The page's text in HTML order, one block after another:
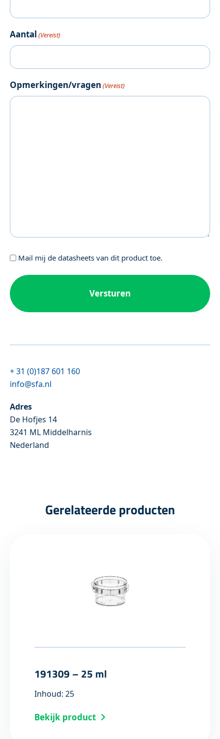
Aantal (Vereist)
Opmerkingen/vragen (Vereist)
Geen
Mail mij de datasheets van dit product toe.
+ 31 (0)187 601 160
info@sfa.nl
Adres
De Hofjes 14
3241 ML Middelharnis
Nederland
Gerelateerde producten
191309 – 25 ml
Inhoud: 25
Bekijk product